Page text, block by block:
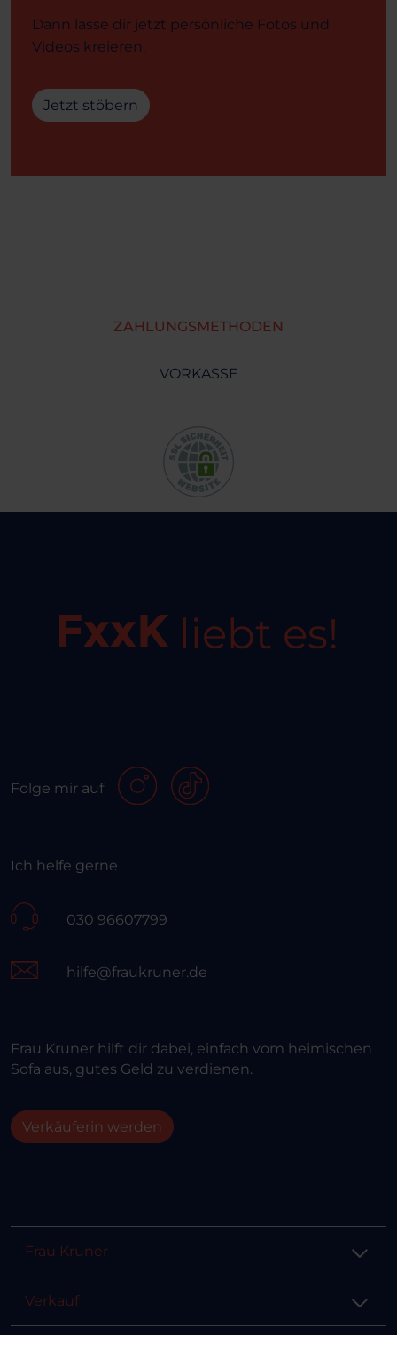
Dann lasse dir jetzt persönliche Fotos und
Videos kreieren.
Jetzt stöbern
ZAHLUNGSMETHODEN
VORKASSE
liebt es!
Folge mir auf
Ich helfe gerne
030 96607799
hilfe@fraukruner.de
Frau Kruner hilft dir dabei, einfach vom heimischen
Sofa aus, gutes Geld zu verdienen.
Verkäuferin werden
Frau Kruner
Verkauf